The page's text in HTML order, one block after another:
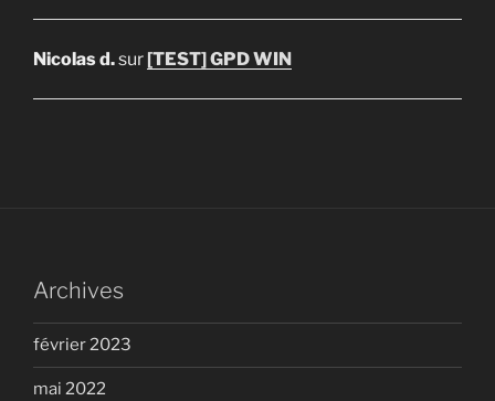
Nicolas d.sur[TEST] GPD WIN
Archives
février 2023
mai 2022